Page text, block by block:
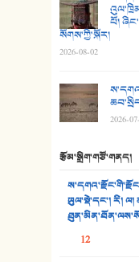
28.
31.
33.
34.
པོ།
སོགས་ཀྱི་སྐོར།
2026-08-02
2026-
རྩོམ་སྒྲིག་གཙོ་གནད།
ཡུལ་སྡེ་དང་། རི།
12